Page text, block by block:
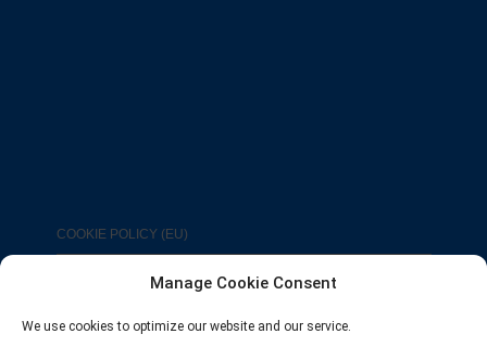
Manage Cookie Consent
We use cookies to optimize our website and our service.
COOKIE POLICY (EU)
FACEBOOK TWITTER INSTAGRAM